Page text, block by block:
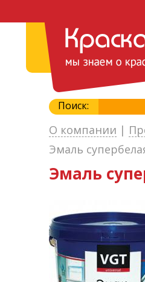
Поиск:
О компании |
Эмаль
Эмаль